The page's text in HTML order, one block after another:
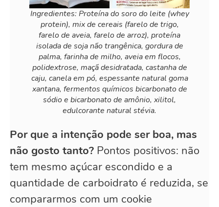
Ingredientes: Proteína do soro do leite (whey
protein), mix de cereais (farelo de trigo,
farelo de aveia, farelo de arroz), proteína
isolada de soja não trangênica, gordura de
palma, farinha de milho, aveia em flocos,
polidextrose, maçã desidratada, castanha de
caju, canela em pó, espessante natural goma
xantana, fermentos químicos bicarbonato de
sódio e bicarbonato de amônio, xilitol,
edulcorante natural stévia.
Por que a intenção pode ser boa, mas
não gosto tanto? Pontos positivos: não
tem mesmo açúcar escondido e a
quantidade de carboidrato é reduzida, se
compararmos com um cookie